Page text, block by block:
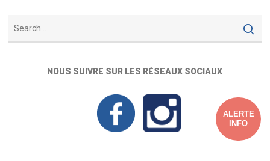
NOUS SUIVRE SUR LES RÉSEAUX SOCIAUX
ALERTE
INFO